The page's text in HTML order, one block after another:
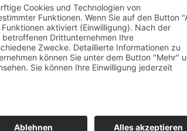
der Animation. All diese
designed und zum Leben
wird. Da ist natürlich